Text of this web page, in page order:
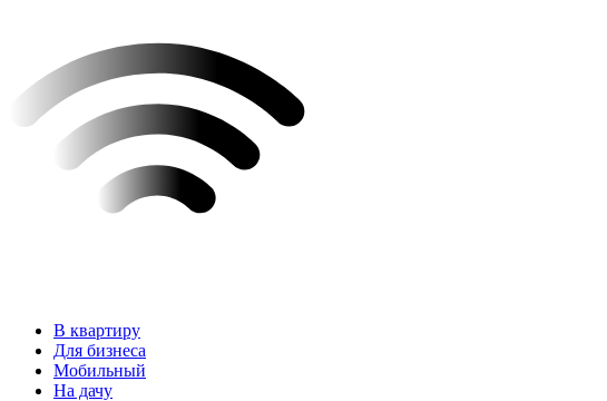
В квартиру
Для бизнеса
Мобильный
На дачу